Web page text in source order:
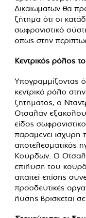
Δικαιωμάτων θα
ζήτημα ότι οι
σωφρονιστικό
όπως στην
Κεντρικός ρόλος
Υπογραμμίζοντας
κεντρικό ρόλο
ζητήματος, ο
Οτσαλάν
είδος
παραμένει ισχυρή
αποτελεσματικός
Κούρδων. Ο
επίλυση του
απαιτεί επίσης
προοδευτικές
λύσης βρίσκεται